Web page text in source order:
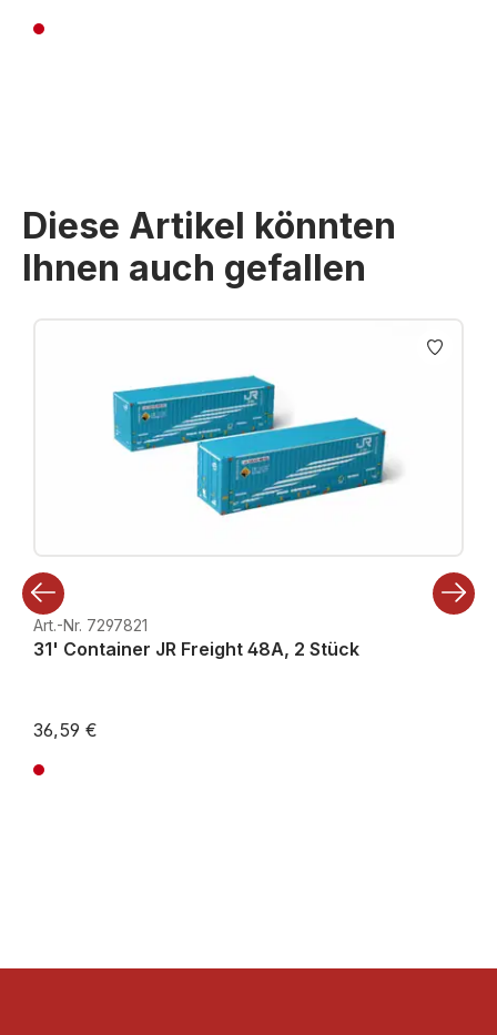
Diese Artikel könnten
Ihnen auch gefallen
Produktgalerie überspringen
Art.-Nr. 7297821
31' Container JR Freight 48A, 2 Stück
36,59 €